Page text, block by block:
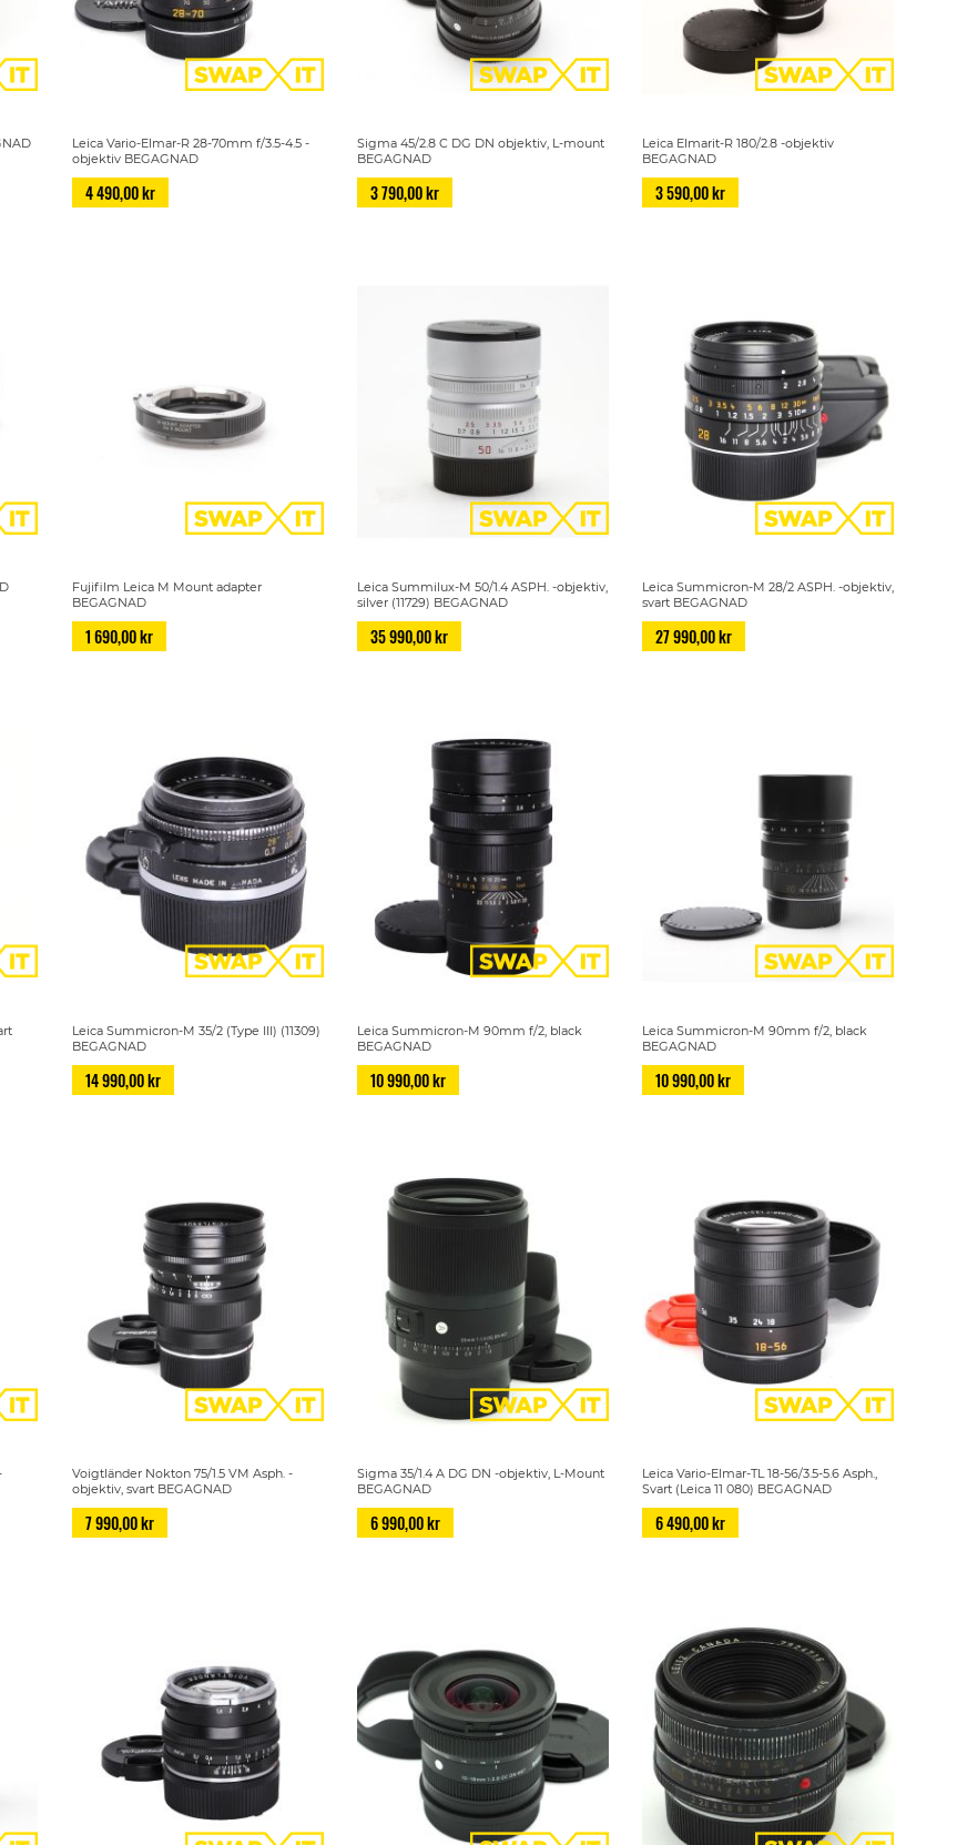
Leica Vario-Elmar-R 28-70mm f/3.5-4.5 -
objektiv BEGAGNAD
4 490,00 kr
Sigma 45/2.8 C DG DN objektiv, L-mount
BEGAGNAD
3 790,00 kr
Leica Elmarit-R 180/2.8 -objektiv
BEGAGNAD
3 590,00 kr
Fujifilm Leica M Mount adapter
BEGAGNAD
1 690,00 kr
Leica Summilux-M 50/1.4 ASPH. -objektiv,
silver (11729) BEGAGNAD
35 990,00 kr
Leica Summicron-M 28/2 ASPH. -objektiv,
svart BEGAGNAD
27 990,00 kr
Leica Summicron-M 35/2 (Type III) (11309)
BEGAGNAD
14 990,00 kr
Leica Summicron-M 90mm f/2, black
BEGAGNAD
10 990,00 kr
Leica Summicron-M 90mm f/2, black
BEGAGNAD
10 990,00 kr
Voigtländer Nokton 75/1.5 VM Asph. -
objektiv, svart BEGAGNAD
7 990,00 kr
Sigma 35/1.4 A DG DN -objektiv, L-Mount
BEGAGNAD
6 990,00 kr
Leica Vario-Elmar-TL 18-56/3.5-5.6 Asph.,
Svart (Leica 11 080) BEGAGNAD
6 490,00 kr